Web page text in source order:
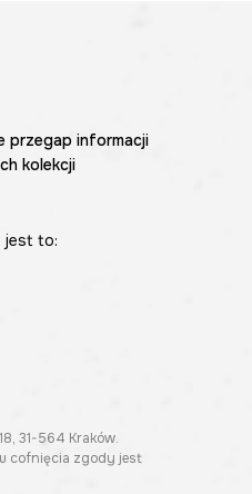
przegap informacji
kolekcji
jest to:
31-564 Kraków.
cofnięcia zgody jest